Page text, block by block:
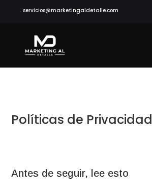
servicios@marketingaldetalle.com
Políticas de Privacidad
Antes de seguir, lee esto